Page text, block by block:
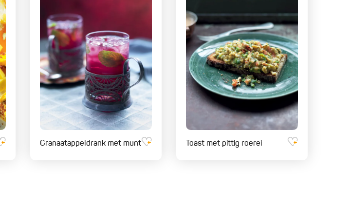
Granaatappeldrank met munt Toast met pittig roerei